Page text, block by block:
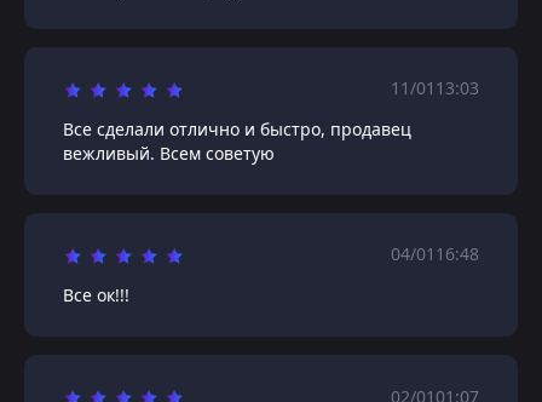
11/01 13:03
Все сделали отлично и быстро, продавец
вежливый. Всем советую
04/01 16:48
Все ок!!!
02/0101:07